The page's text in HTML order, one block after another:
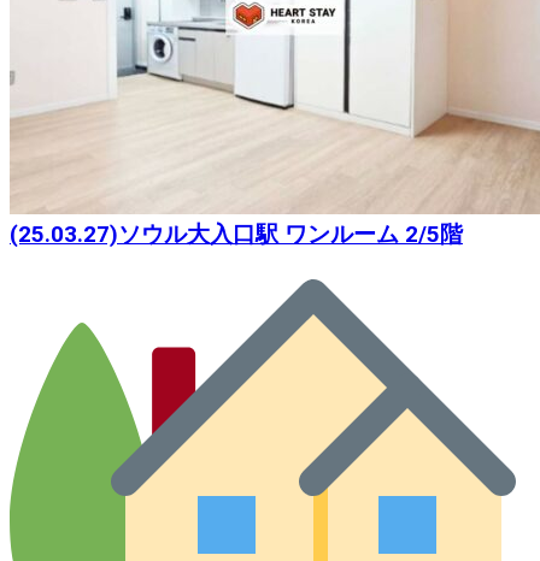
(25.03.27)ソウル大入口駅 ワンルーム 2/5階